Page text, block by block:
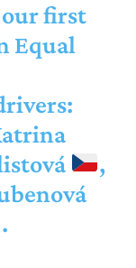
our first
Equal
,
.